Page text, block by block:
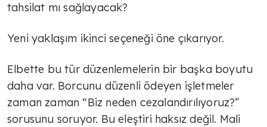
tahsilat mı sağlayacak?
Yeni yaklaşım ikinci seçeneği öne çıkarıyor.
Elbette bu tür düzenlemelerin bir başka boyutu
daha var. Borcunu düzenli ödeyen işletmeler
zaman zaman “Biz neden cezalandırılıyoruz?”
sorusunu soruyor. Bu eleştiri haksız değil. Mali
TÜLİN YALMAN
Hazır mıyız, hayır!
TÜLİN YALMAN
Tarifeler